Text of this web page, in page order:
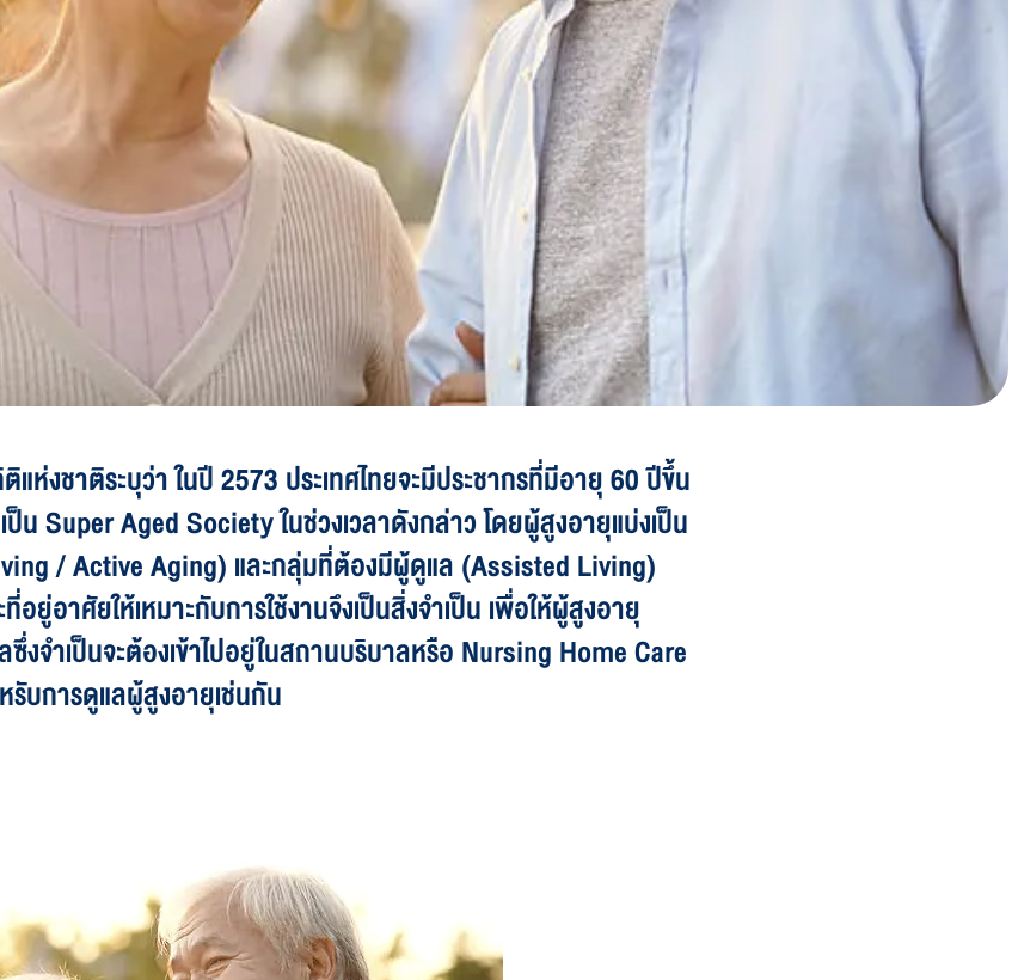
ห่งชาติระบุว่า ในปี 2573 ประเทศไทยจะมีประชากรที่มีอายุ 60 ปีขึ้น
น Super Aged Society ในช่วงเวลาดังกล่าว โดยผู้สูงอายุแบ่งเป็น
/ Active Aging) และกลุ่มที่ต้องมีผู้ดูแล (Assisted Living)
อาศัยให้เหมาะกับการใช้งานจึงเป็นสิ่งจำเป็น เพื่อให้ผู้สูงอายุ
จำเป็นจะต้องเข้าไปอยู่ในสถานบริบาลหรือ Nursing Home Care
บการดูแลผู้สูงอายุเช่นกัน